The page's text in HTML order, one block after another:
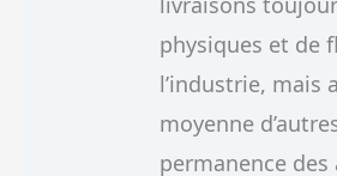
physiques et de
l’industrie, mais
moyenne
permanence